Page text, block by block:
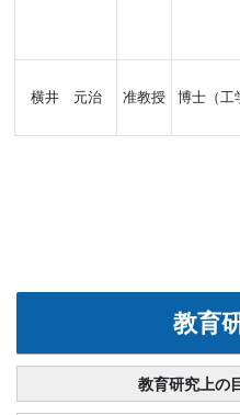
横井 元治 准教授
博士（工
教育
教育研究上の